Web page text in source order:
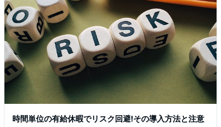
時間単位の有給休暇でリスク回避!その導入方法と注意